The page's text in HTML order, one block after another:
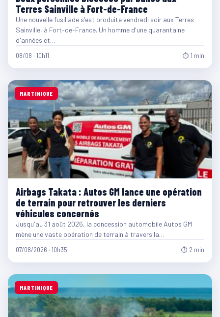
Terres Sainville à Fort-de-France
Une nouvelle fusillade s'est produite vendredi soir aux Terres
Sainville, à Fort-de-France. Un homme d'une quarantaine
d'années et…
08/08 · 10h11 ⏱ 1 min
MARTINIQUE
Airbags Takata : Autos GM lance une opération
de terrain pour retrouver les derniers
véhicules concernés
Jusqu'au 31 août 2026, la concession automobile Autos GM
mène une vaste opération de terrain à travers la…
07/08/2026 · 10h35 ⏱ 2 min
MARTINIQUE